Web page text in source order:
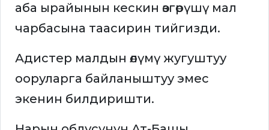
аба ырайынын кескин өзгөрүшү мал
чарбасына таасирин тийгизди.
Адистер малдын өлүмү жугуштуу
ооруларга байланыштуу эмес
экенин билдиришти.